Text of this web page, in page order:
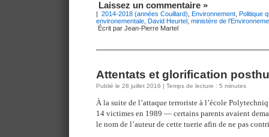
Laissez un commentaire »
2014-2018 (années Couillard) Environnement
Politique
environementale
David Heurtel
ministère de
Écrit par Jean-Pierre Martel
Attentats et glorification
Publié le 28 juillet 2016 | Temps de lecture : 5 minutes
À la suite de l’attaque terroriste à l’école
14 victimes en 1989 — certains parents avaient
le nom de l’auteur de cette tuerie afin de ne pas